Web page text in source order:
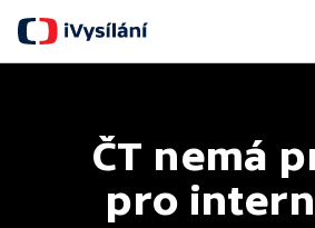
ČT nemá
pro